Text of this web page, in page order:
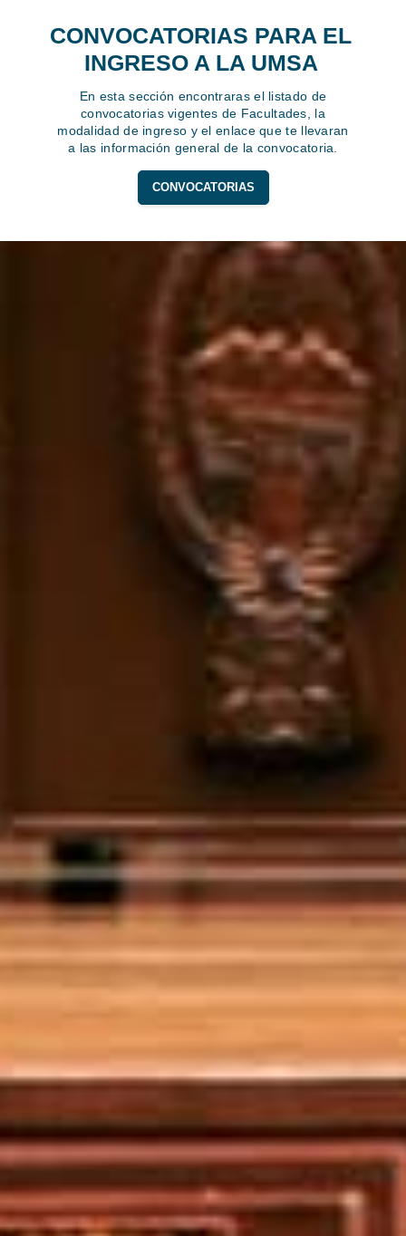
CONVOCATORIAS PARA EL
INGRESO A LA UMSA
En esta sección encontraras el listado de
convocatorias vigentes de Facultades, la
modalidad de ingreso y el enlace que te llevaran
a las información general de la convocatoria.
CONVOCATORIAS